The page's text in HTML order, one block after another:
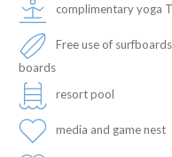
complimentary yoga
Free use of
boards
resort pool
media and game nest